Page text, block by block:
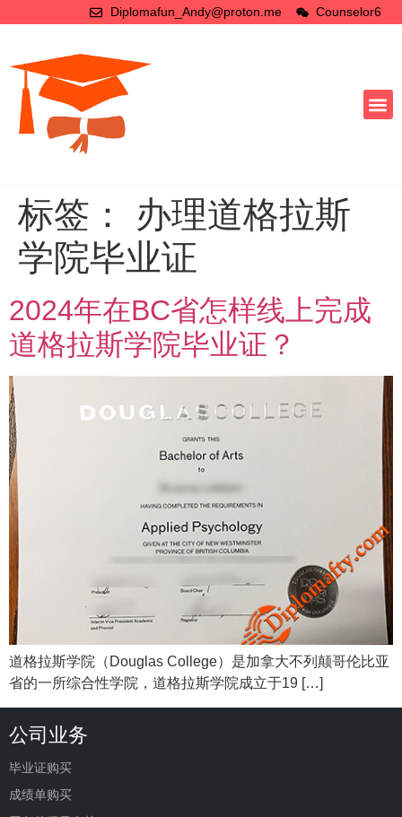
Diplomafun_Andy@proton.me Counselor6
标签： 办理道格拉斯
学院毕业证
2024年在BC省怎样线上完成
道格拉斯学院毕业证？
道格拉斯学院（Douglas College）是加拿大不列颠哥伦比亚
省的一所综合性学院，道格拉斯学院成立于19 […]
公司业务
毕业证购买
成绩单购买